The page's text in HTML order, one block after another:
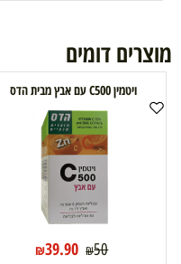
מוצרים דומים
ויטמין C500 עם אבץ מבית הדס
₪50
₪39.90